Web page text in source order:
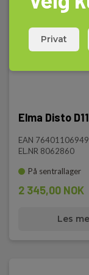
Elma Disto
EAN
EL.NR 8062860
På sentrallager
2 345,00 NOK
Les
Privat